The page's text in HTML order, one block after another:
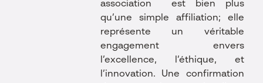
association est bien plus
qu’une simple affiliation; elle
représente un véritable
engagement envers
l’excellence, l’éthique, et
l’innovation. Une confirmation